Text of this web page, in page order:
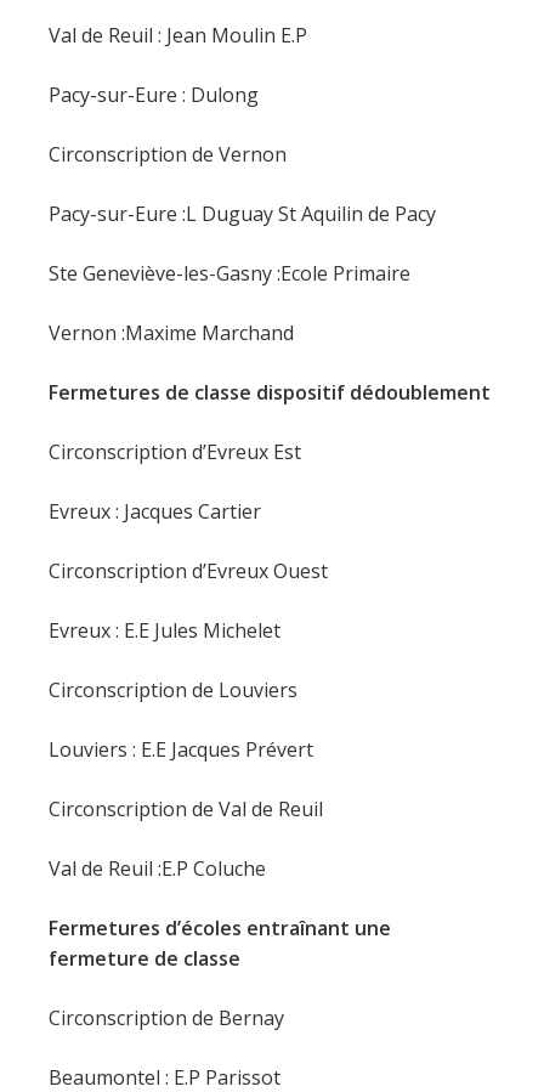
Val de Reuil : Jean Moulin E.P
Pacy-sur-Eure : Dulong
Circonscription de Vernon
Pacy-sur-Eure :L Duguay St Aquilin de Pacy
Ste Geneviève-les-Gasny :Ecole Primaire
Vernon :Maxime Marchand
Fermetures de classe dispositif dédoublement
Circonscription d’Evreux Est
Evreux : Jacques Cartier
Circonscription d’Evreux Ouest
Evreux : E.E Jules Michelet
Circonscription de Louviers
Louviers : E.E Jacques Prévert
Circonscription de Val de Reuil
Val de Reuil :E.P Coluche
Fermetures d’écoles entraînant une
fermeture de classe
Circonscription de Bernay
Beaumontel : E.P Parissot